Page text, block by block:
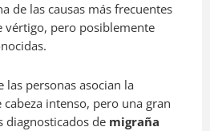
de las causas más frecuentes
vértigo, pero posiblemente
personas asocian la
intenso, pero una gran
diagnosticados de migraña